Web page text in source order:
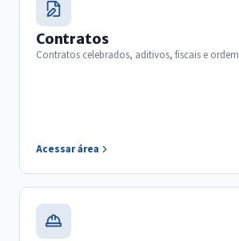
Contratos
Contratos celebrados, aditivos, fiscais e
Acessar área